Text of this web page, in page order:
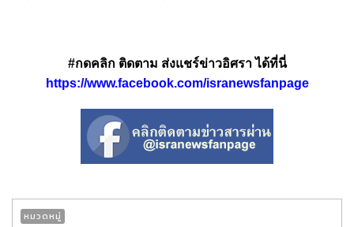
#กดคลิก ติดตาม ส่งแชร์ข่าวอิศรา ได้ที่นี่
https://www.facebook.com/isranewsfanpage
หมวดหมู่